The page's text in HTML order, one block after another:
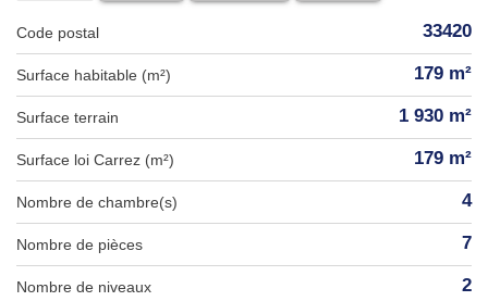
Code postal 33420
Surface habitable (m²) 179 m²
surface terrain 1 930 m²
Surface loi Carrez (m²) 179 m²
Nombre de chambre(s) 4
Nombre de pièces 7
Nombre de niveaux 2